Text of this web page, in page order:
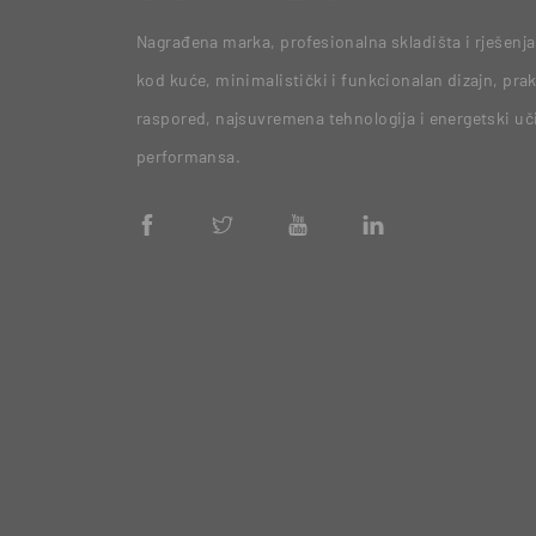
Nagrađena marka, profesionalna skladišta i
kod kuće, minimalistički i funkcionalan dizajn,
raspored, najsuvremena tehnologija i energetski
performansa.